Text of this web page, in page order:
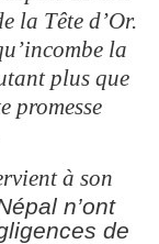
la Tête d’Or.
la
plus que
promesse
à son
n’ont
de